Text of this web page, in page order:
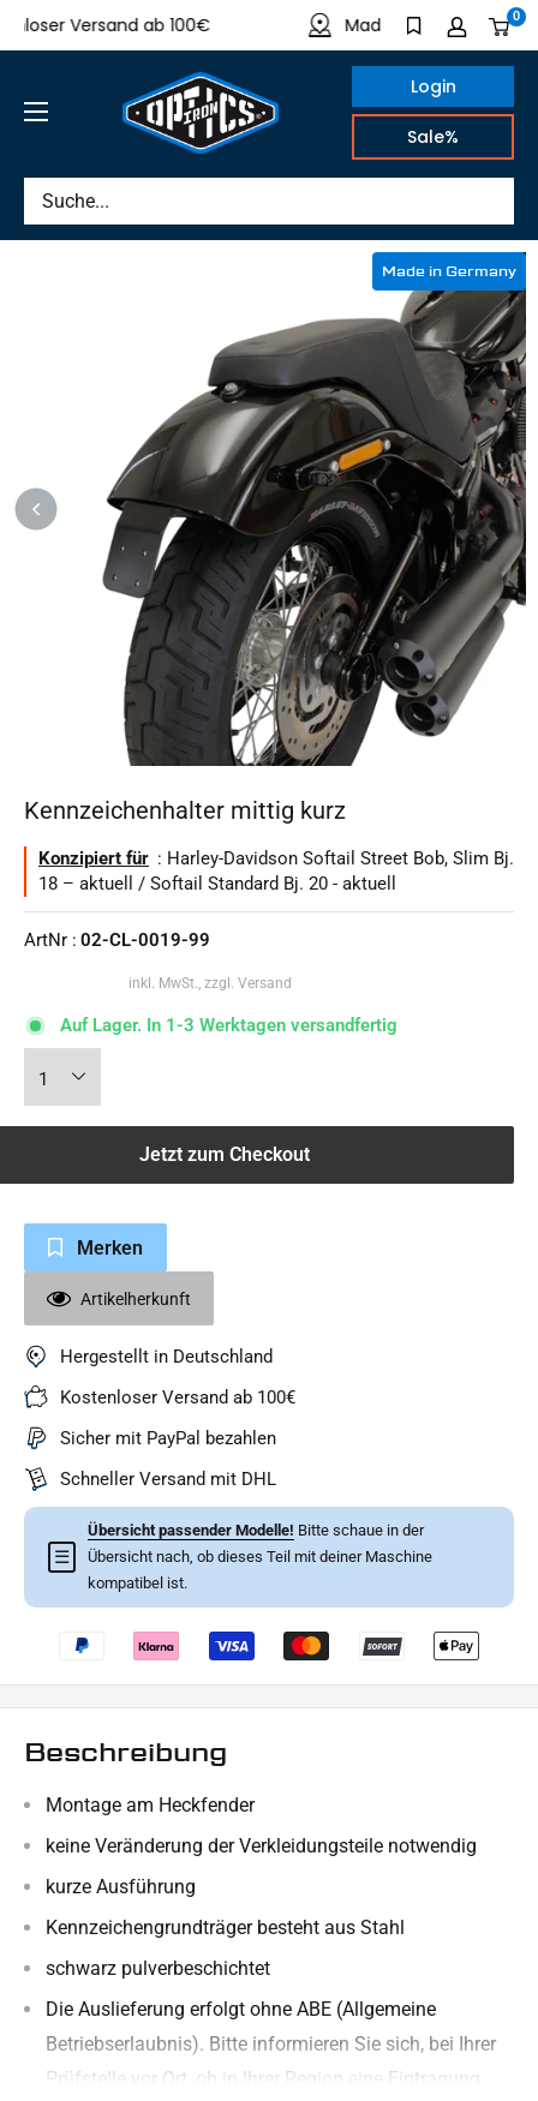
Direkt
zum
Versand ab 100€ Made in Germany 0
IRON
Login
Sale%
Made in Germany
Kennzeichenhalter mittig kurz
Konzipiert für : Harley-Davidson Softail Street Bob, Slim Bj.
18 – aktuell / Softail Standard Bj. 20 - aktuell
ArtNr : 02-CL-0019-99
inkl. MwSt., zzgl. Versand
Auf Lager. In 1-3 Werktagen versandfertig
Jetzt zum Checkout
Merken
Artikelherkunft
Hergestellt in Deutschland
Kostenloser Versand ab 100€
Sicher mit PayPal bezahlen
Schneller Versand mit DHL
☰
Übersicht passender Modelle! Bitte schaue in der
Übersicht nach, ob dieses Teil mit deiner Maschine
kompatibel ist.
Beschreibung
Montage am Heckfender
keine Veränderung der Verkleidungsteile notwendig
kurze Ausführung
Kennzeichengrundträger besteht aus Stahl
schwarz pulverbeschichtet
Die Auslieferung erfolgt ohne ABE (Allgemeine
Betriebserlaubnis). Bitte informieren Sie sich, bei Ihrer
Prüfstelle vor Ort, ob in Ihrer Region eine Eintragung